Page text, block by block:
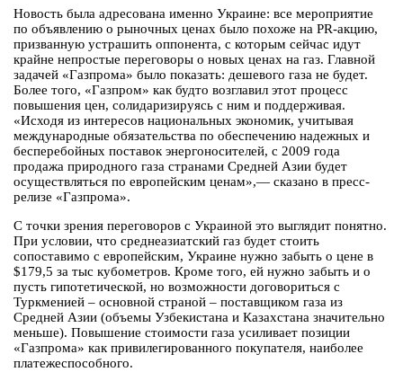
Новость была адресована именно Украине: все мероприятие
по объявлению о рыночных ценах было похоже на PR-акцию,
призванную устрашить оппонента, с которым сейчас идут
крайне непростые переговоры о новых ценах на газ. Главной
задачей «Газпрома» было показать: дешевого газа не будет.
Более того, «Газпром» как будто возглавил этот процесс
повышения цен, солидаризируясь с ним и поддерживая.
«Исходя из интересов национальных экономик, учитывая
международные обязательства по обеспечению надежных и
бесперебойных поставок энергоносителей, с 2009 года
продажа природного газа странами Средней Азии будет
осуществляться по европейским ценам»,— сказано в пресс-
релизе «Газпрома».
С точки зрения переговоров с Украиной это выглядит понятно.
При условии, что среднеазиатский газ будет стоить
сопоставимо с европейским, Украине нужно забыть о цене в
$179,5 за тыс кубометров. Кроме того, ей нужно забыть и о
пусть гипотетической, но возможности договориться с
Туркменией – основной страной – поставщиком газа из
Средней Азии (объемы Узбекистана и Казахстана значительно
меньше). Повышение стоимости газа усиливает позиции
«Газпрома» как привилегированного покупателя, наиболее
платежеспособного.